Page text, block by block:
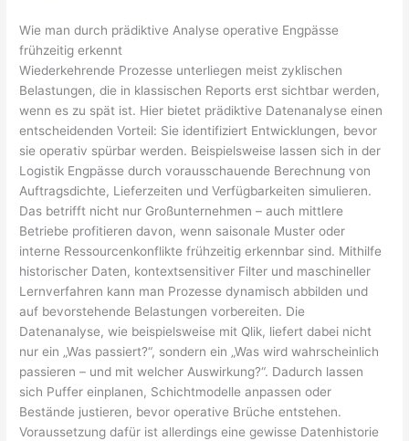
Wie man durch prädiktive Analyse operative Engpässe
frühzeitig erkennt
Wiederkehrende Prozesse unterliegen meist zyklischen
Belastungen, die in klassischen Reports erst sichtbar werden,
wenn es zu spät ist. Hier bietet prädiktive Datenanalyse einen
entscheidenden Vorteil: Sie identifiziert Entwicklungen, bevor
sie operativ spürbar werden. Beispielsweise lassen sich in der
Logistik Engpässe durch vorausschauende Berechnung von
Auftragsdichte, Lieferzeiten und Verfügbarkeiten simulieren.
Das betrifft nicht nur Großunternehmen – auch mittlere
Betriebe profitieren davon, wenn saisonale Muster oder
interne Ressourcenkonflikte frühzeitig erkennbar sind. Mithilfe
historischer Daten, kontextsensitiver Filter und maschineller
Lernverfahren kann man Prozesse dynamisch abbilden und
auf bevorstehende Belastungen vorbereiten. Die
Datenanalyse, wie beispielsweise mit Qlik, liefert dabei nicht
nur ein „Was passiert?“, sondern ein „Was wird wahrscheinlich
passieren – und mit welcher Auswirkung?“. Dadurch lassen
sich Puffer einplanen, Schichtmodelle anpassen oder
Bestände justieren, bevor operative Brüche entstehen.
Voraussetzung dafür ist allerdings eine gewisse Datenhistorie